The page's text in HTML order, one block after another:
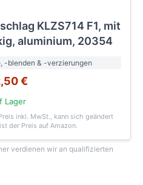
KLZS714 F1, mit
aluminium, 20354
-blenden & -verzierungen
€
Lager
inkl. MwSt., kann sich geändert
der Preis auf Amazon.
verdienen wir an qualifizierten